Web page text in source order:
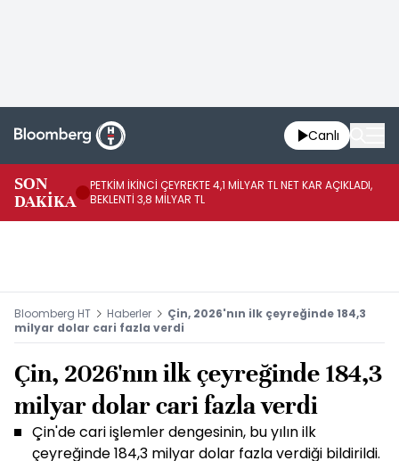
Canlı
SON
DAKİKA
PETKİM İKİNCİ ÇEYREKTE 4,1 MİLYAR TL NET KAR AÇIKLADI,
BEKLENTİ 3,8 MİLYAR TL
Bloomberg HT Haberler
Çin, 2026'nın ilk çeyreğinde 184,3
milyar dolar cari fazla verdi
Çin, 2026'nın ilk çeyreğinde 184,3
milyar dolar cari fazla verdi
Çin'de cari işlemler dengesinin, bu yılın ilk
çeyreğinde 184,3 milyar dolar fazla verdiği bildirildi.